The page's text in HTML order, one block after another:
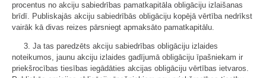
procentus no akciju sabiedrības pamatkapitāla obligāciju izlaišanas
brīdī. Publiskajās akciju sabiedrībās obligāciju kopējā vērtība nedrīkst
vairāk kā divas reizes pārsniegt apmaksāto pamatkapitālu.
3. Ja tas paredzēts akciju sabiedrības obligāciju izlaides
noteikumos, jaunu akciju izlaides gadījumā obligāciju īpašniekam ir
priekšrocības tiesības iegādāties akcijas obligāciju vērtības ietvaros.